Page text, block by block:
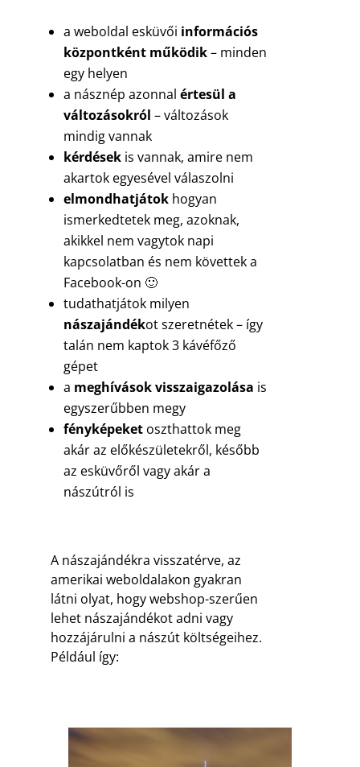
a weboldal esküvői információs
központként működik– minden
egy helyen
a násznép azonnal értesül a
változásokról – változások
mindig vannak
kérdésekis vannak, amire nem
akartok egyesével válaszolni
elmondhatjátokhogyan
ismerkedtetek meg, azoknak,
akikkel nem vagytok napi
kapcsolatban és nem követtek a
Facebook-on 🙂
tudathatjátok milyen
nászajándékot szeretnétek – így
talán nem kaptok 3 kávéfőző
gépet
a meghívások visszaigazolása is
egyszerűbben megy
fényképeketoszthattok meg
akár az előkészületekről, később
az esküvőről vagy akár a
nászútról is
A nászajándékra visszatérve, az
amerikai weboldalakon gyakran
látni olyat, hogy webshop-szerűen
lehet nászajándékot adni vagy
hozzájárulni a nászút költségeihez.
Például így: